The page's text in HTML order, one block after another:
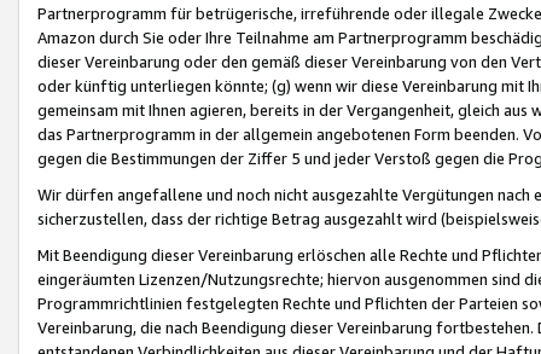
Partnerprogramm für betrügerische, irreführende oder illegale
Amazon durch Sie oder Ihre Teilnahme am Partnerprogramm
dieser Vereinbarung oder den gemäß dieser Vereinbarung von den
oder künftig unterliegen könnte; (g) wenn wir diese Vereinbarung mit
gemeinsam mit Ihnen agieren, bereits in der Vergangenheit, gleich
das Partnerprogramm in der allgemein angebotenen Form beenden.
gegen die Bestimmungen der Ziffer 5 und jeder Verstoß gegen die
Wir dürfen angefallene und noch nicht ausgezahlte Vergütungen
sicherzustellen, dass der richtige Betrag ausgezahlt wird
Mit Beendigung dieser Vereinbarung erlöschen alle Rechte und
eingeräumten Lizenzen/Nutzungsrechte; hiervon ausgenommen sind
Programmrichtlinien festgelegten Rechte und Pflichten der Parteien
Vereinbarung, die nach Beendigung dieser Vereinbarung